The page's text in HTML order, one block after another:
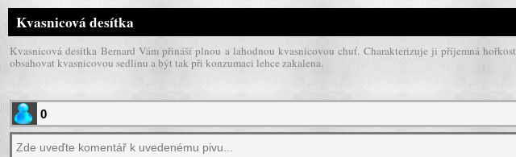
Kvasnicová desítka
Kvasnicová desítka Bernard Vám přináší plnou a lahodnou kvasnicovou chuť. Charakterizuje ji příjemná
obsahovat kvasnicovou sedlinu a být tak při konzumaci lehce zakalena.